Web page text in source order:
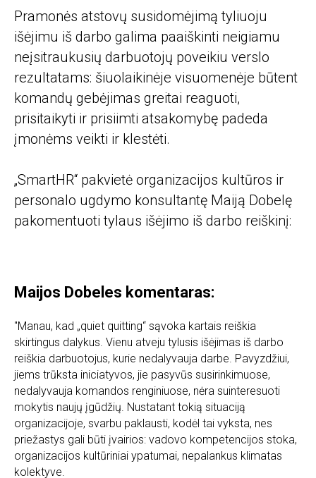
Pramonės atstovų susidomėjimą tyliuoju
išėjimu iš darbo galima paaiškinti neigiamu
neįsitraukusių darbuotojų poveikiu verslo
rezultatams: šiuolaikinėje visuomenėje būtent
komandų gebėjimas greitai reaguoti,
prisitaikyti ir prisiimti atsakomybę padeda
įmonėms veikti ir klestėti.
„SmartHR“ pakvietė organizacijos kultūros ir
personalo ugdymo konsultantę Maiją Dobelę
pakomentuoti tylaus išėjimo iš darbo reiškinį:
Maijos Dobeles komentaras:
"Manau, kad „quiet quitting“ sąvoka kartais reiškia
skirtingus dalykus. Vienu atveju tylusis išėjimas iš darbo
reiškia darbuotojus, kurie nedalyvauja darbe. Pavyzdžiui,
jiems trūksta iniciatyvos, jie pasyvūs susirinkimuose,
nedalyvauja komandos renginiuose, nėra suinteresuoti
mokytis naujų įgūdžių. Nustatant tokią situaciją
organizacijoje, svarbu paklausti, kodėl tai vyksta, nes
priežastys gali būti įvairios: vadovo kompetencijos stoka,
organizacijos kultūriniai ypatumai, nepalankus klimatas
kolektyve.